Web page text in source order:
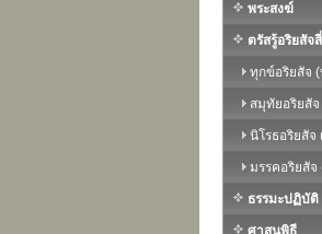
พระสงฆ์
ตรัสรู้อริยสัจสี่
ทุกข์อริยสัจ
สมุทัยอริยสั
นิโรธอริยสัจ
มรรคอริยสัจ
ธรรมะปฏิบัติ
ศาสนพิธี